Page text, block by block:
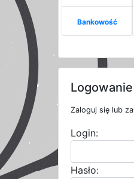
Bankowość
Logowanie
Zaloguj się lub
Login:
Hasło: